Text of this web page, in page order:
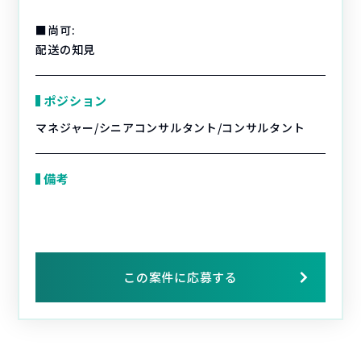
■尚可:
配送の知見
ポジション
マネジャー/シニアコンサルタント/コンサルタント
備考
この案件に応募する